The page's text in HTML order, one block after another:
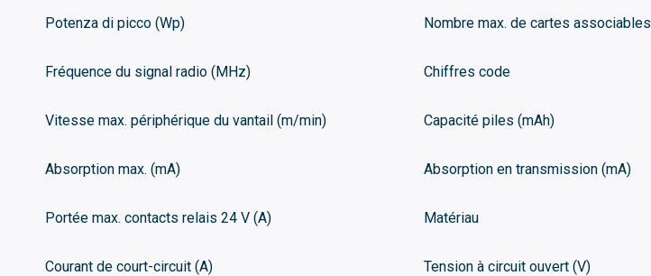
Potenza di picco (Wp) Nombre max. de cartes associables
Fréquence du signal radio (MHz) Chiffres code
Vitesse max. périphérique du vantail (m/min) Capacité piles (mAh)
Absorption max. (mA) Absorption en transmission (mA)
Portée max. contacts relais 24 V (A) Matériau
Courant de court-circuit (A) Tension à circuit ouvert (V)